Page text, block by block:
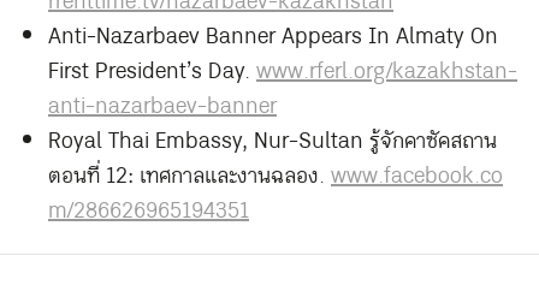
Anti-Nazarbaev Banner Appears In Almaty On
First President’s Day.www.rferl.org/kazakhstan-
anti-nazarbaev-banner
Royal Thai Embassy, Nur-Sultan รู้จักคาซัคสถาน
ตอนที่ 12: เทศกาลและงานฉลอง.www.facebook.co
m/286626965194351